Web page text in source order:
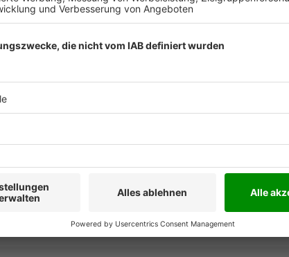
hat Einblicke in die
zeigt er, worauf Patienten
die Zukunftsmedizin für